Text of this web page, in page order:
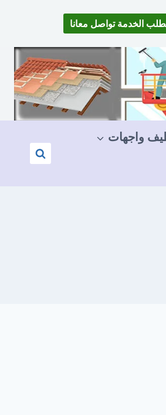
الخدمة تواصل معانا
واجهات